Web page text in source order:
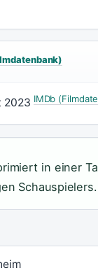
2023 IMDb
in einer
Schauspielers.